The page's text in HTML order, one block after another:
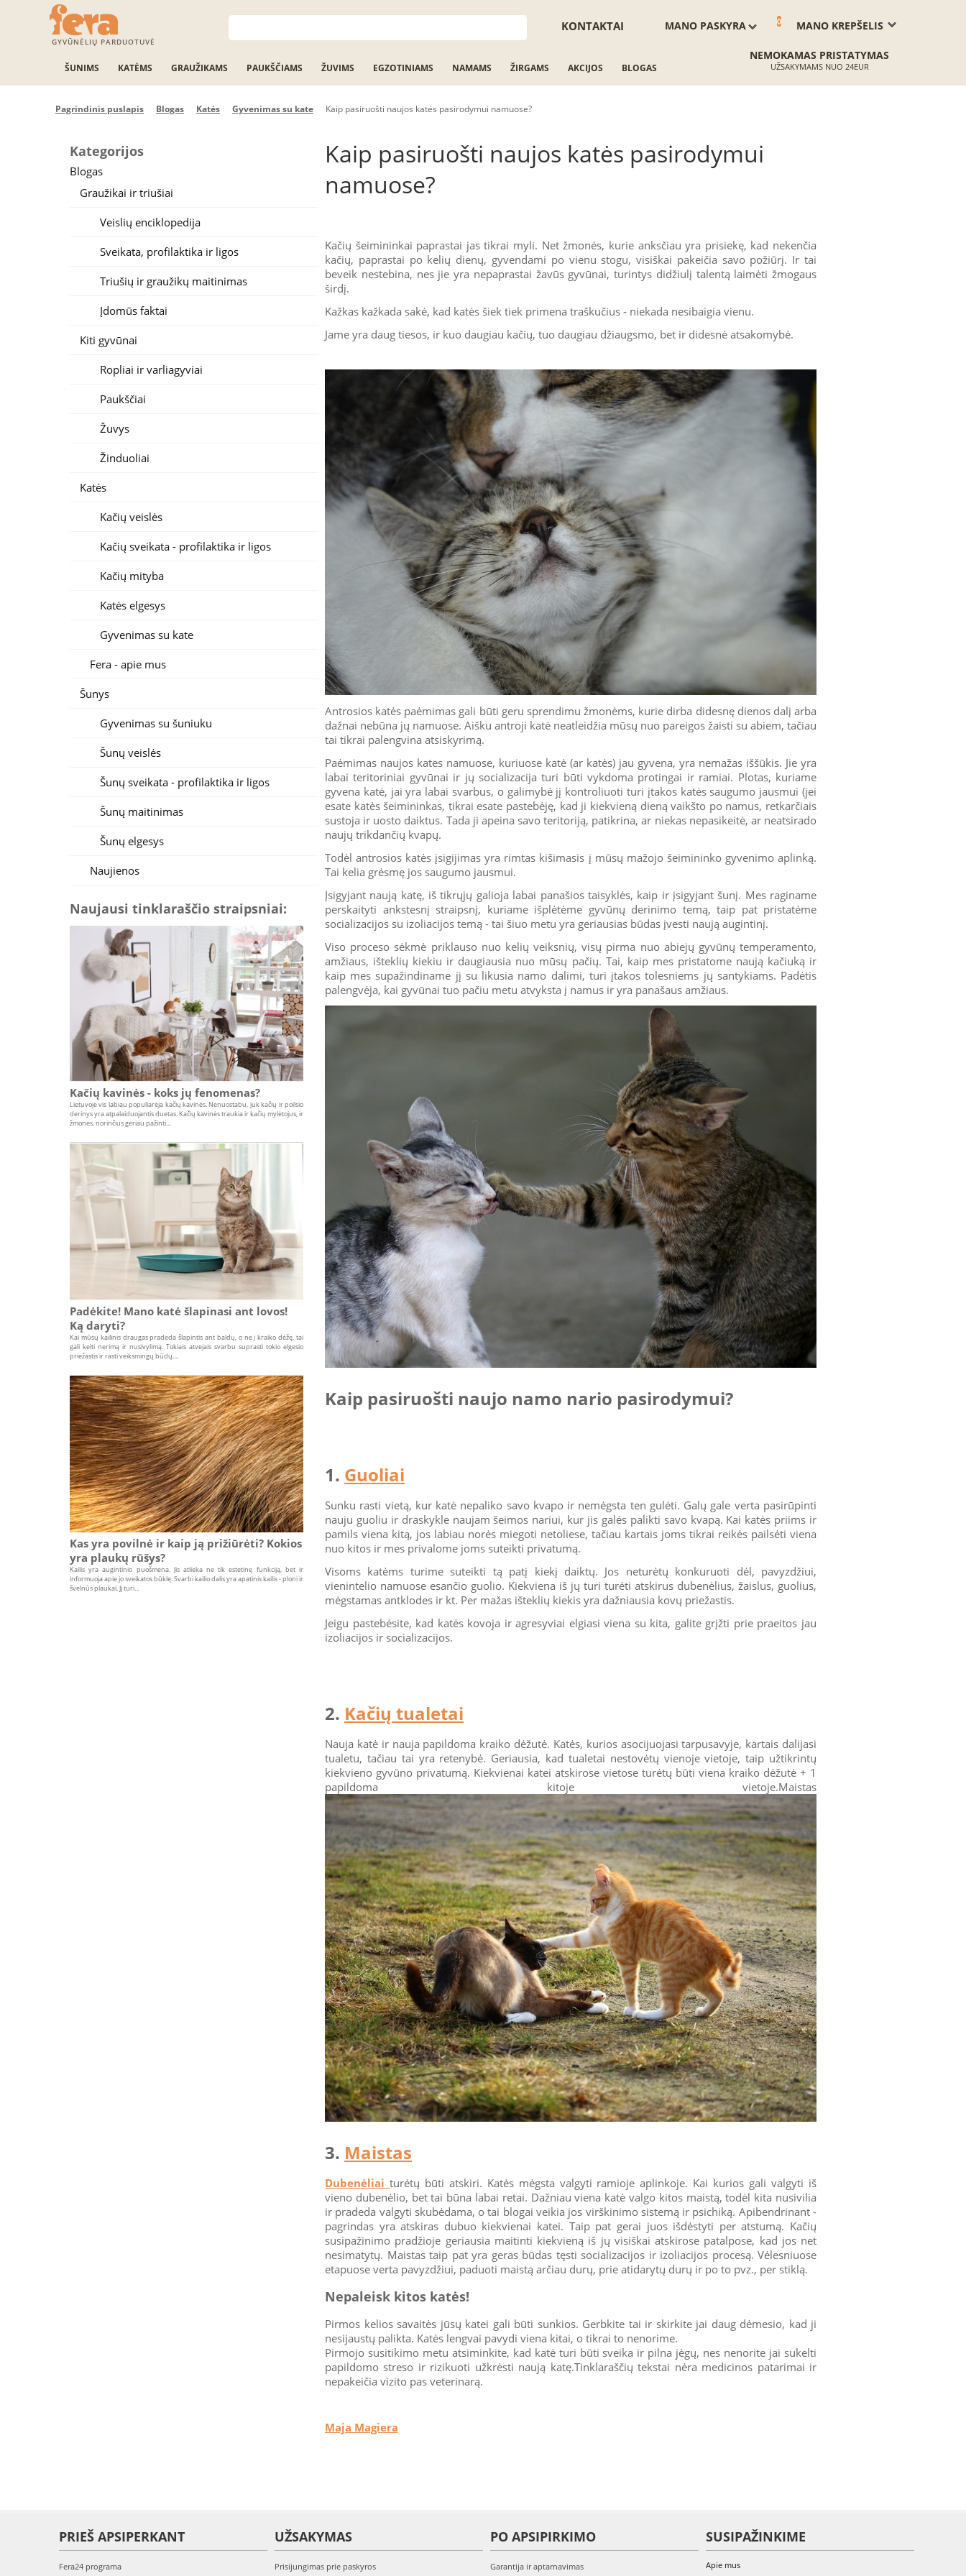
GYVŪNĖLIŲ PARDUOTUVĖ
MANO KREPŠELIS
0
MANO PASKYRA
KONTAKTAI
ŠUNIMS KATĖMS GRAUŽIKAMS PAUKŠČIAMS ŽUVIMS EGZOTINIAMS NAMAMS ŽIRGAMS AKCIJOS BLOGAS
NEMOKAMAS PRISTATYMAS
UŽSAKYMAMS NUO 24EUR
Pagrindinis puslapis Blogas Katės Gyvenimas su kate Kaip pasiruošti naujos katės pasirodymui namuose?
Kategorijos
Blogas
Graužikai ir triušiai
Veislių enciklopedija
Sveikata, profilaktika ir ligos
Triušių ir graužikų maitinimas
Įdomūs faktai
Kiti gyvūnai
Ropliai ir varliagyviai
Paukščiai
Žuvys
Žinduoliai
Katės
Kačių veislės
Kačių sveikata - profilaktika ir ligos
Kačių mityba
Katės elgesys
Gyvenimas su kate
Fera - apie mus
Šunys
Gyvenimas su šuniuku
Šunų veislės
Šunų sveikata - profilaktika ir ligos
Šunų maitinimas
Šunų elgesys
Naujienos
Naujausi tinklaraščio straipsniai:
Kačių kavinės - koks jų fenomenas?
Lietuvoje vis labiau populiarėja kačių kavinės. Nenuostabu, juk kačių ir poilsio
derinys yra atpalaiduojantis duetas. Kačių kavinės traukia ir kačių mylėtojus, ir
žmones, norinčius geriau pažinti...
Padėkite! Mano katė šlapinasi ant lovos!
Ką daryti?
Kai mūsų kailinis draugas pradeda šlapintis ant baldų, o ne į kraiko dėžę, tai
gali kelti nerimą ir nusivylimą. Tokiais atvejais svarbu suprasti tokio elgesio
priežastis ir rasti veiksmingų būdų,...
Kas yra povilnė ir kaip ją prižiūrėti? Kokios
yra plaukų rūšys?
Kailis yra augintinio puošmena. Jis atlieka ne tik estetinę funkciją, bet ir
informuoja apie jo sveikatos būklę. Svarbi kailio dalis yra apatinis kailis - ploni ir
švelnūs plaukai. Jį turi...
Kaip pasiruošti naujos katės pasirodymui
namuose?
Kačių šeimininkai paprastai jas tikrai myli. Net žmonės, kurie anksčiau yra prisiekę, kad nekenčia
kačių, paprastai po kelių dienų, gyvendami po vienu stogu, visiškai pakeičia savo požiūrį. Ir tai
beveik nestebina, nes jie yra nepaprastai žavūs gyvūnai, turintys didžiulį talentą laimėti žmogaus
širdį.
Kažkas kažkada sakė, kad katės šiek tiek primena traškučius - niekada nesibaigia vienu.
Jame yra daug tiesos, ir kuo daugiau kačių, tuo daugiau džiaugsmo, bet ir didesnė atsakomybė.
Antrosios katės paėmimas gali būti geru sprendimu žmonėms, kurie dirba didesnę dienos dalį arba
dažnai nebūna jų namuose. Aišku antroji katė neatleidžia mūsų nuo pareigos žaisti su abiem, tačiau
tai tikrai palengvina atsiskyrimą.
Paėmimas naujos kates namuose, kuriuose katė (ar katės) jau gyvena, yra nemažas iššūkis. Jie yra
labai teritoriniai gyvūnai ir jų socializacija turi būti vykdoma protingai ir ramiai. Plotas, kuriame
gyvena katė, jai yra labai svarbus, o galimybė jį kontroliuoti turi įtakos katės saugumo jausmui (jei
esate katės šeimininkas, tikrai esate pastebėję, kad ji kiekvieną dieną vaikšto po namus, retkarčiais
sustoja ir uosto daiktus. Tada ji apeina savo teritoriją, patikrina, ar niekas nepasikeitė, ar neatsirado
naujų trikdančių kvapų.
Todėl antrosios katės įsigijimas yra rimtas kišimasis į mūsų mažojo šeimininko gyvenimo aplinką.
Tai kelia grėsmę jos saugumo jausmui.
Įsigyjant naują katę, iš tikrųjų galioja labai panašios taisyklės, kaip ir įsigyjant šunį. Mes raginame
perskaityti ankstesnį straipsnį, kuriame išplėtėme gyvūnų derinimo temą, taip pat pristatėme
socializacijos su izoliacijos temą - tai šiuo metu yra geriausias būdas įvesti naują augintinį.
Viso proceso sėkmė priklauso nuo kelių veiksnių, visų pirma nuo abiejų gyvūnų temperamento,
amžiaus, išteklių kiekiu ir daugiausia nuo mūsų pačių. Tai, kaip mes pristatome naują kačiuką ir
kaip mes supažindiname jį su likusia namo dalimi, turi įtakos tolesniems jų santykiams. Padėtis
palengvėja, kai gyvūnai tuo pačiu metu atvyksta į namus ir yra panašaus amžiaus.
Kaip pasiruošti naujo namo nario pasirodymui?
1. Guoliai
Sunku rasti vietą, kur katė nepaliko savo kvapo ir nemėgsta ten gulėti. Galų gale verta pasirūpinti
nauju guoliu ir draskykle naujam šeimos nariui, kur jis galės palikti savo kvapą. Kai katės priims ir
pamils viena kitą, jos labiau norės miegoti netoliese, tačiau kartais joms tikrai reikės pailsėti viena
nuo kitos ir mes privalome joms suteikti privatumą.
Visoms katėms turime suteikti tą patį kiekį daiktų. Jos neturėtų konkuruoti dėl, pavyzdžiui,
vienintelio namuose esančio guolio. Kiekviena iš jų turi turėti atskirus dubenėlius, žaislus, guolius,
mėgstamas antklodes ir kt. Per mažas išteklių kiekis yra dažniausia kovų priežastis.
Jeigu pastebėsite, kad katės kovoja ir agresyviai elgiasi viena su kita, galite grįžti prie praeitos jau
izoliacijos ir socializacijos.
2. Kačių tualetai
Nauja katė ir nauja papildoma kraiko dėžutė. Katės, kurios asocijuojasi tarpusavyje, kartais dalijasi
tualetu, tačiau tai yra retenybė. Geriausia, kad tualetai nestovėtų vienoje vietoje, taip užtikrintų
kiekvieno gyvūno privatumą. Kiekvienai katei atskirose vietose turėtų būti viena kraiko dėžutė + 1
papildoma kitoje vietoje.Maistas
3. Maistas
Dubenėliai turėtų būti atskiri. Katės mėgsta valgyti ramioje aplinkoje. Kai kurios gali valgyti iš
vieno dubenėlio, bet tai būna labai retai. Dažniau viena katė valgo kitos maistą, todėl kita nusivilia
ir pradeda valgyti skubėdama, o tai blogai veikia jos virškinimo sistemą ir psichiką. Apibendrinant -
pagrindas yra atskiras dubuo kiekvienai katei. Taip pat gerai juos išdėstyti per atstumą. Kačių
susipažinimo pradžioje geriausia maitinti kiekvieną iš jų visiškai atskirose patalpose, kad jos net
nesimatytų. Maistas taip pat yra geras būdas tęsti socializacijos ir izoliacijos procesą. Vėlesniuose
etapuose verta pavyzdžiui, paduoti maistą arčiau durų, prie atidarytų durų ir po to pvz., per stiklą.
Nepaleisk kitos katės!
Pirmos kelios savaitės jūsų katei gali būti sunkios. Gerbkite tai ir skirkite jai daug dėmesio, kad ji
nesijaustų palikta. Katės lengvai pavydi viena kitai, o tikrai to nenorime.
Pirmojo susitikimo metu atsiminkite, kad katė turi būti sveika ir pilna jėgų, nes nenorite jai sukelti
papildomo streso ir rizikuoti užkrėsti naują katę.Tinklaraščių tekstai nėra medicinos patarimai ir
nepakeičia vizito pas veterinarą.
Maja Magiera
PRIEŠ APSIPERKANT
Fera24 programa
UŽSAKYMAS
Prisijungimas prie paskyros
PO APSIPIRKIMO
Garantija ir aptarnavimas
SUSIPAŽINKIME
Apie mus